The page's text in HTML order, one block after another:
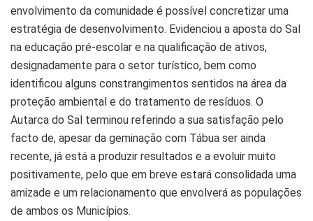
envolvimento da comunidade é possível concretizar uma
estratégia de desenvolvimento. Evidenciou a aposta do Sal
na educação pré-escolar e na qualificação de ativos,
designadamente para o setor turístico, bem como
identificou alguns constrangimentos sentidos na área da
proteção ambiental e do tratamento de resíduos. O
Autarca do Sal terminou referindo a sua satisfação pelo
facto de, apesar da geminação com Tábua ser ainda
recente, já está a produzir resultados e a evoluir muito
positivamente, pelo que em breve estará consolidada uma
amizade e um relacionamento que envolverá as populações
de ambos os Municípios.